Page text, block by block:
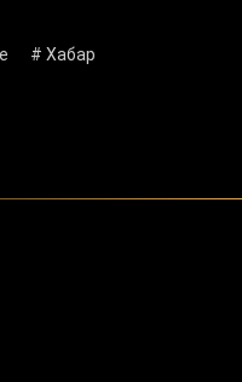
# Хабар